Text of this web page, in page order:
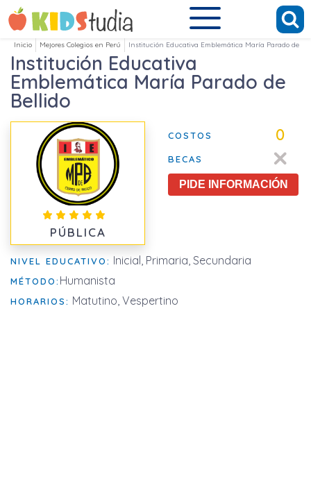
Inicio Mejores Colegios en Perú Institución Educativa Emblemática María Parado de
Institución Educativa
Emblemática María Parado de
Bellido
PÚBLICA
COSTOS 0
BECAS
PIDE INFORMACIÓN
NIVEL EDUCATIVO: Inicial, Primaria, Secundaria
MÉTODO: Humanista
HORARIOS: Matutino, Vespertino